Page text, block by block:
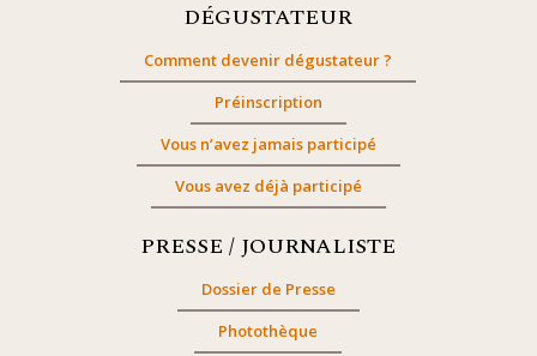
DÉGUSTATEUR
Comment devenir dégustateur ?
Préinscription
Vous n’avez jamais participé
Vous avez déjà participé
PRESSE / JOURNALISTE
Dossier de Presse
Photothèque